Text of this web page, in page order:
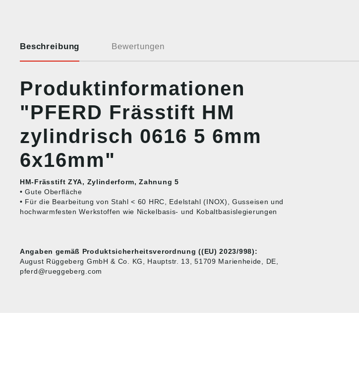
Beschreibung Bewertungen
Produktinformationen
"PFERD Frässtift HM
zylindrisch 0616 5 6mm
6x16mm"
HM-Frässtift ZYA, Zylinderform, Zahnung 5
• Gute Oberfläche
• Für die Bearbeitung von Stahl < 60 HRC, Edelstahl (INOX), Gusseisen und
hochwarmfesten Werkstoffen wie Nickelbasis- und Kobaltbasislegierungen
Angaben gemäß Produktsicherheitsverordnung ((EU) 2023/998):
August Rüggeberg GmbH & Co. KG, Hauptstr. 13, 51709 Marienheide, DE,
pferd@rueggeberg.com